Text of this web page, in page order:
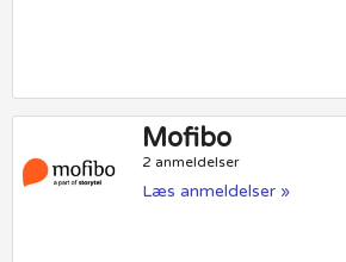
Mofibo
2 anmeldelser
Læs anmeldelser »